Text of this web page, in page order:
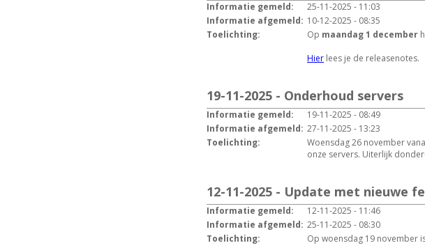
Informatie gemeld:
25-11-2025 - 11:03
Informatie afgemeld: 10-12-2025 - 08:35
Toelichting:
Op maandag 1 december
Hier lees je de releasenotes.
19-11-2025 - Onderhoud servers
Informatie gemeld:
19-11-2025 - 08:49
Informatie afgemeld: 27-11-2025 - 13:23
Toelichting:
Woensdag 26 november
onze servers. Uiterlijk
12-11-2025 - Update met nieuwe
Informatie gemeld:
12-11-2025 - 11:46
Informatie afgemeld: 25-11-2025 - 08:30
Toelichting:
Op woensdag 19 november